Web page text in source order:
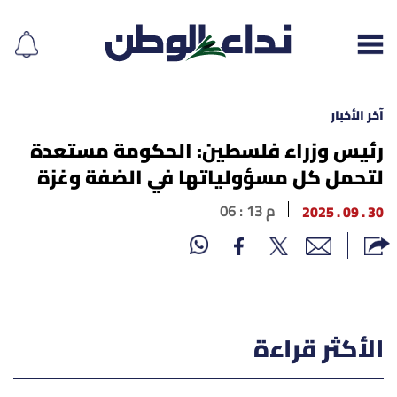
إقرأ الجريدة
لبنان
الغلاف
محليات
آخر الأخبار
رئيس وزراء فلسطين: الحكومة مستعدة
لتحمل كل مسؤولياتها في الضفة وغزة
30 . 09 . 2025 06 : 13 م
الأكثر قراءة